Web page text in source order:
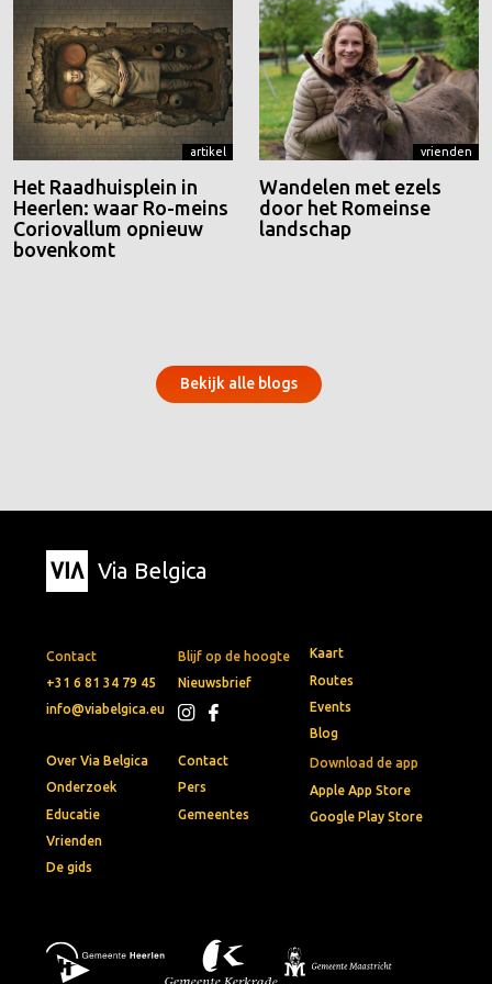
artikel
Het Raadhuisplein in
Heerlen: waar Ro-meins
Coriovallum opnieuw
bovenkomt
vrienden
Wandelen met ezels
door het Romeinse
landschap
Bekijk alle blogs
Via Belgica
Contact
+31 6 81 34 79 45
info@viabelgica.eu
Blijf op de hoogte
Nieuwsbrief
Download de app
Apple App Store
Google Play Store
Kaart
Routes
Events
Blog
Over Via Belgica
Onderzoek
Educatie
Vrienden
De gids
Contact
Pers
Gemeentes